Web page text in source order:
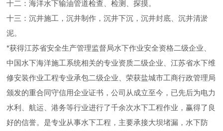
十二：海洋水下输油管道检查、检测、探摸。
十三：沉井施工，沉井制作，沉井下沉，沉井封底、沉井清淤
泥。
*获得江苏省安全生产管理监督局水下作业安全资格二级企业、
中国水下海洋施工系统相关的专业资质二级企业、江苏省水下维
修安装作业工程专业承包二级企业、荣获盐城市工商行政管理局
颁发的重合同守信用企业证书，公司从成立至今，已先后为电力
水利、航运、港务等行业进行了千余次水下工程作业，赢得了良
好的信誉。是专业从事水下工程，主要承接大坝堵漏，水下防